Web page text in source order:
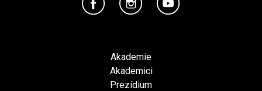
Akademie
Akademici
Prezídium